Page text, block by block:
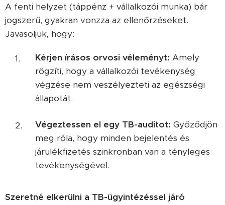
A fenti helyzet (táppénz + vállalkozói munka) bár
jogszerű, gyakran vonzza az ellenőrzéseket.
Javasoljuk, hogy:
Kérjen írásos orvosi véleményt: Amely
rögzíti, hogy a vállalkozói tevékenység
végzése nem veszélyezteti az egészségi
állapotát.
Végeztessen el egy TB-auditot: Győződjön
meg róla, hogy minden bejelentés és
járulékfizetés szinkronban van a tényleges
tevékenységével.
Szeretné elkerülni a TB-ügyintézéssel járó